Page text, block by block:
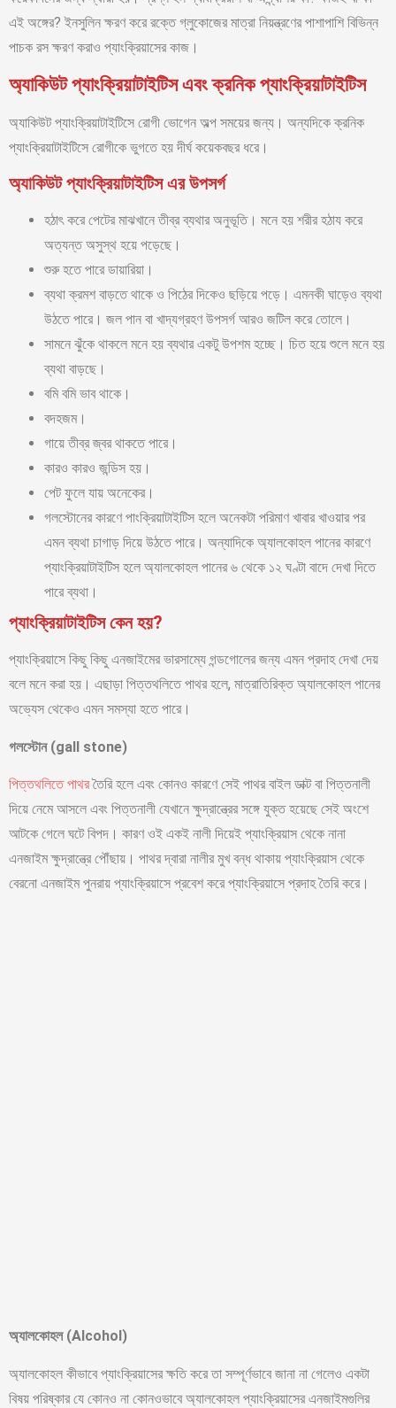
এই অঙ্গের? ইনসুলিন ক্ষরণ করে রক্তে গ্লুকোজের মাত্রা নিয়ন্ত্রণের পাশাপাশি বিভিন্ন
পাচক রস ক্ষরণ করাও প্যাংক্রিয়াসের কাজ।
অ্যাকিউট প্যাংক্রিয়াটাইটিস এবং ক্রনিক প্যাংক্রিয়াটাইটিস
অ্যাকিউট প্যাংক্রিয়াটাইটিসে রোগী ভোগেন অল্প সময়ের জন্য। অন্যদিকে ক্রনিক
প্যাংক্রিয়াটাইটিসে রোগীকে ভুগতে হয় দীর্ঘ কয়েকবছর ধরে।
অ্যাকিউট প্যাংক্রিয়াটাইটিস এর উপসর্গ
হঠাৎ করে পেটের মাঝখানে তীব্র ব্যথার অনুভূতি। মনে হয় শরীর হঠায করে
অত্যন্ত অসুস্থ হয়ে পড়েছে।
শুরু হতে পারে ডায়ারিয়া।
ব্যথা ক্রমশ বাড়তে থাকে ও পিঠের দিকেও ছড়িয়ে পড়ে। এমনকী ঘাড়েও ব্যথা
উঠতে পারে। জল পান বা খাদ্যগ্রহণ উপসর্গ আরও জটিল করে তোলে।
সামনে ঝুঁকে থাকলে মনে হয় ব্যথার একটু উপশম হচ্ছে। চিত হয়ে শুলে মনে হয়
ব্যথা বাড়ছে।
বমি বমি ভাব থাকে।
বদহজম।
গায়ে তীব্র জ্বর থাকতে পারে।
কারও কারও জন্ডিস হয়।
পেট ফুলে যায় অনেকের।
গলস্টোনের কারণে পাংক্রিয়াটাইটিস হলে অনেকটা পরিমাণ খাবার খাওয়ার পর
এমন ব্যথা চাগাড় দিয়ে উঠতে পারে। অন্যাদিকে অ্যালকোহল পানের কারণে
প্যাংক্রিয়াটাইটিস হলে অ্যালকোহল পানের ৬ থেকে ১২ ঘণ্টা বাদে দেখা দিতে
পারে ব্যথা।
প্যাংক্রিয়াটাইটিস কেন হয়?
প্যাংক্রিয়াসে কিছু কিছু এনজাইমের ভারসাম্যে গন্ডগোলের জন্য এমন প্রদাহ দেখা দেয়
বলে মনে করা হয়। এছাড়া পিত্তথলিতে পাথর হলে, মাত্রাতিরিক্ত অ্যালকোহল পানের
অভ্যেস থেকেও এমন সমস্যা হতে পারে।
গলস্টোন (gall stone)
পিত্তথলিতে পাথরতৈরি হলে এবং কোনও কারণে সেই পাথর বাইল ডাক্ট বা পিত্তনালী
দিয়ে নেমে আসলে এবং পিত্তনালী যেখানে ক্ষুদ্রান্ত্রের সঙ্গে যুক্ত হয়েছে সেই অংশে
আটকে গেলে ঘটে বিপদ। কারণ ওই একই নালী দিয়েই প্যাংক্রিয়াস থেকে নানা
এনজাইম ক্ষুদ্রান্ত্রে পৌঁছায়। পাথর দ্বারা নালীর মুখ বন্ধ থাকায় প্যাংক্রিয়াস থেকে
বেরনো এনজাইম পুনরায় প্যাংক্রিয়াসে প্রবেশ করে প্যাংক্রিয়াসে প্রদাহ তৈরি করে।
অ্যালকোহল (Alcohol)
অ্যালকোহল কীভাবে প্যাংক্রিয়াসের ক্ষতি করে তা সম্পূর্ণভাবে জানা না গেলেও একটা
বিষয় পরিষ্কার যে কোনও না কোনওভাবে অ্যালকোহল প্যাংক্রিয়াসের এনজাইমগুলির